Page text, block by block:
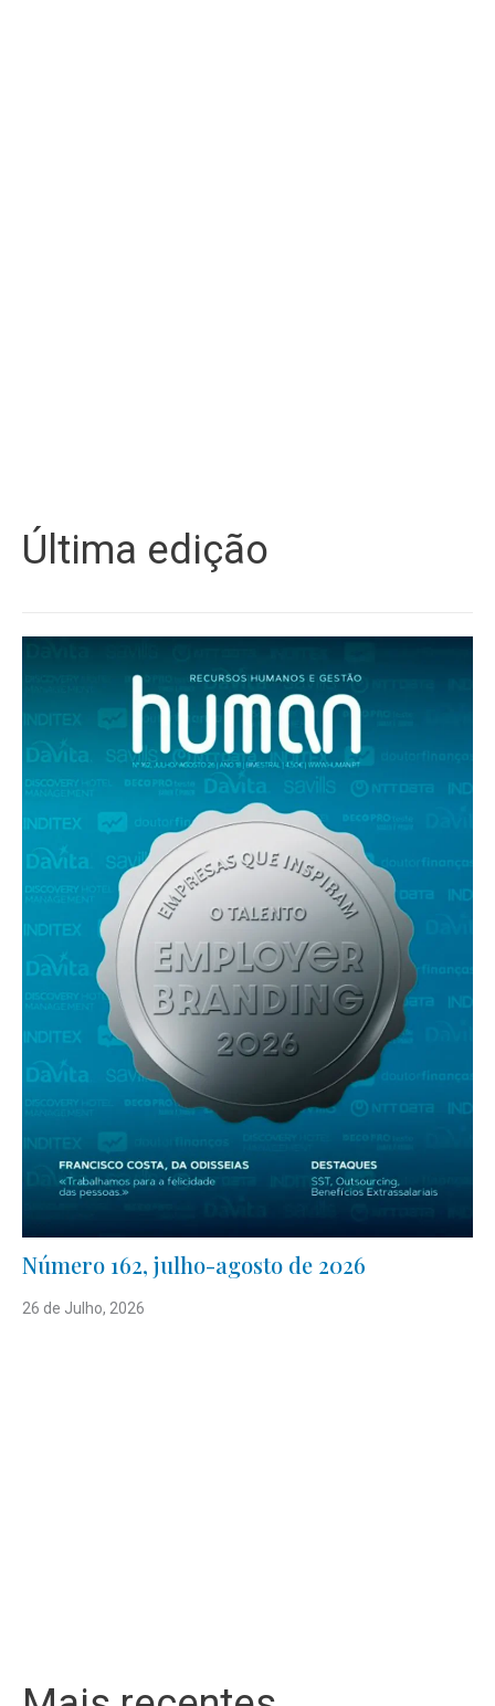
Última edição
Número 162, julho-agosto de 2026
26 de Julho, 2026